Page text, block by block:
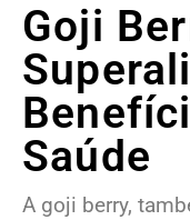
Goji
Saúde
A goji berry,